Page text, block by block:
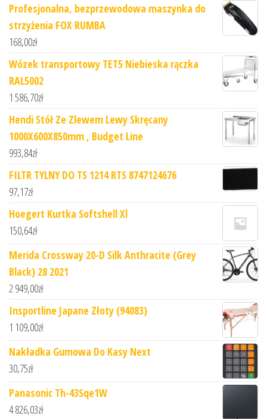
Profesjonalna, bezprzewodowa maszynka do
strzyżenia FOX RUMBA
168,00zł
Wózek transportowy TET5 Niebieska rączka
RAL5002
1 586,70zł
Hendi Stół Ze Zlewem Lewy Skręcany
1000X600X850mm , Budget Line
993,84zł
FILTR TYLNY DO TS 1214 RTS 8747124676
97,17zł
Hoegert Kurtka Softshell Xl
150,64zł
Merida Crossway 20-D Silk Anthracite (Grey
Black) 28 2021
2 949,00zł
Insportline Japane Złoty (94083)
1 109,00zł
Nakładka Gumowa Do Kasy Next
30,75zł
Panasonic Th-43Sqe1W
4 826,03zł